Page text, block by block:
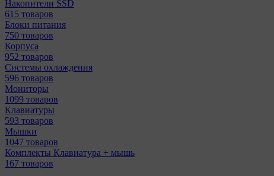
Накопители SSD
615 товаров
Блоки питания
750 товаров
Корпуса
952 товаров
Системы охлаждения
596 товаров
Мониторы
1099 товаров
Клавиатуры
593 товаров
Мышки
1047 товаров
Комплекты Клавиатура + мышь
167 товаров